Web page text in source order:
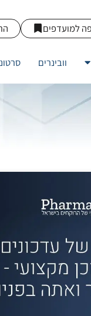
למועדפים
וובינרים